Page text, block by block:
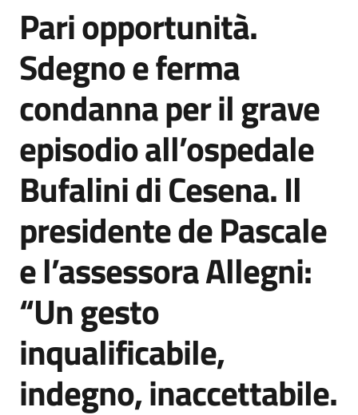
Agenzia
di
informazione
e
comunicazione
Seguici
su
Salta al contenuto
Pari opportunità.
Sdegno e ferma
condanna per il grave
episodio all’ospedale
Bufalini di Cesena. Il
presidente de Pascale
e l’assessora Allegni:
“Un gesto
inqualificabile,
indegno, inaccettabile.